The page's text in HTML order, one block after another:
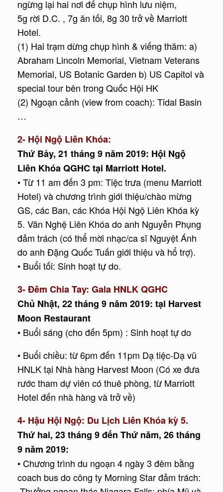
ngừng lại hai nơi để chụp hình lưu niệm,
5g rời D.C. , 7g ăn tối, 8g 30 trở về Marriott
Hotel.
(1) Hai trạm dừng chụp hình & viếng thăm: a)
Abraham Lincoln Memorial, Vietnam Veterans
Memorial, US Botanic Garden b) US Capitol và
special tour bên trong Quốc Hội HK
(2) Ngoạn cảnh (view from coach): Tidal Basin
…
2- Hội Ngộ Liên Khóa:
Thứ Bảy, 21 tháng 9 năm 2019: Hội Ngộ
Liên Khóa QGHC tại Marriott Hotel.
• Từ 11 am đến 3 pm: Tiệc trưa (menu Marriott
Hotel) và chương trình giới thiệu/chào mừng
GS, các Ban, các Khóa Hội Ngộ Liên Khóa kỳ
5. Văn Nghệ Liên Khóa do anh Nguyễn Phụng
đảm trách (có thể mời nhạc/ca sĩ Nguyệt Ánh
do anh Đặng Quốc Tuấn giới thiệu và hổ trợ).
• Buổi tối: Sinh hoạt tự do.
3- Đêm Chia Tay: Gala HNLK QGHC
Chủ Nhật, 22 tháng 9 năm 2019: tại Harvest
Moon Restaurant
• Buổi sáng (cho đến 5pm) : Sinh hoạt tự do
• Buổi chiều: từ 6pm đến 11pm Dạ tiệc-Dạ vũ
HNLK tại Nhà hàng Harvest Moon (Có xe đưa
rước tham dự viên có thuê phòng, từ Marriott
Hotel đến nhà hàng và trở về)
4- Hậu Hội Ngộ: Du Lịch Liên Khóa kỳ 5.
Thứ hai, 23 tháng 9 đến Thứ năm, 26 tháng
9 năm 2019:
• Chương trình du ngoạn 4 ngày 3 đêm bằng
coach bus do công ty Morning Star đảm trách: